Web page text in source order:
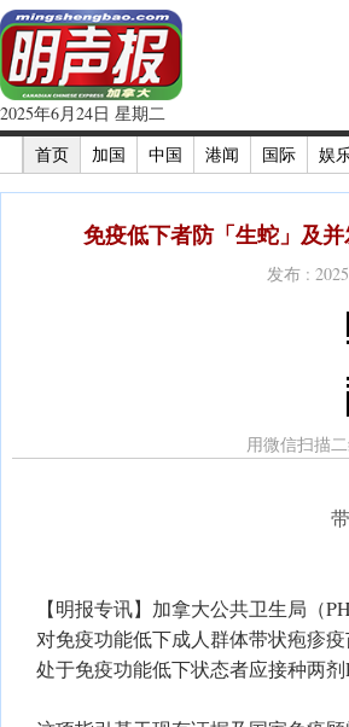
2025年6月24日 星期二
首页
加国 中国 港闻 国际 娱
免疫低下者防「生蛇」及
发布 :
用微信扫描
【明报专讯】加拿大公共卫生局（
对免疫功能低下成人群体带状疱疹
处于免疫功能低下状态者应接种两